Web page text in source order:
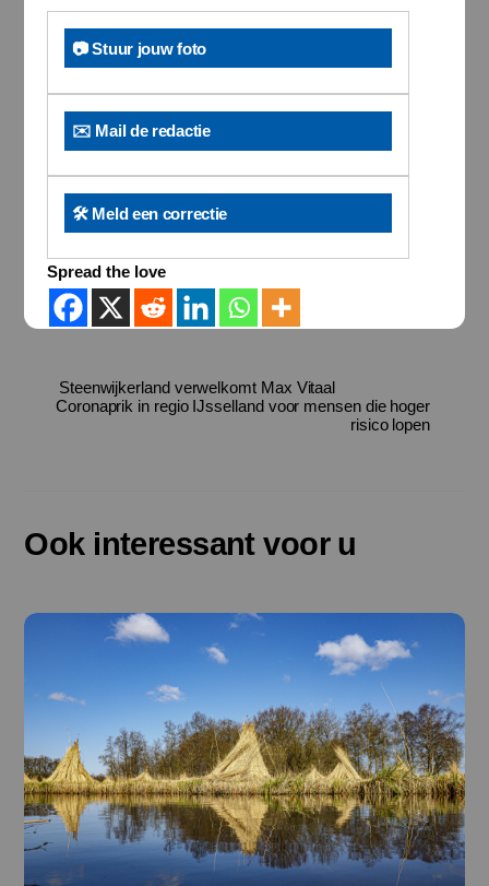
📷 Stuur jouw foto
✉️ Mail de redactie
🛠️ Meld een correctie
Spread the love
Steenwijkerland verwelkomt Max Vitaal
Coronaprik in regio IJsselland voor mensen die hoger
risico lopen
Ook interessant voor u